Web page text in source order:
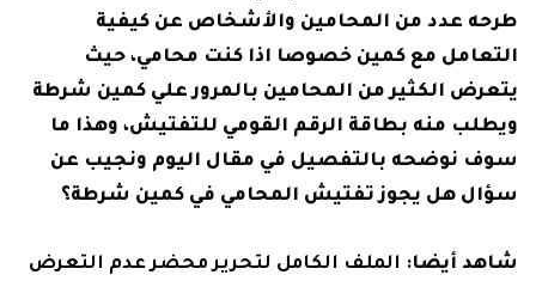
طرحه عدد من المحامين والأشخاص عن كيفية
التعامل مع كمين خصوصا اذا كنت محامي، حيث
يتعرض الكثير من المحامين بالمرور علي كمين شرطة
ويطلب منه بطاقة الرقم القومي للتفتيش، وهذا ما
سوف نوضحه بالتفصيل في مقال اليوم ونجيب عن
سؤال هل يجوز تفتيش المحامي في كمين شرطة؟
شاهد أيضا: الملف الكامل لتحرير محضر عدم التعرض